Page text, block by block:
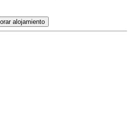
alojamiento